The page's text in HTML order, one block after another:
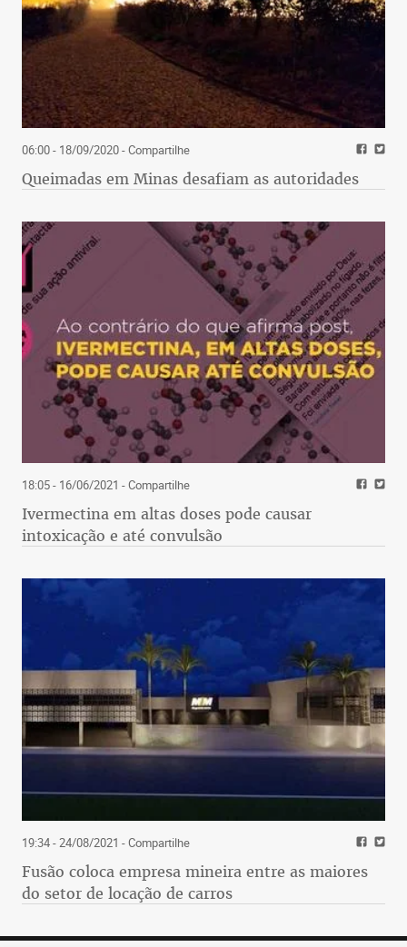
06:00 - 18/09/2020- Compartilhe
Queimadas em Minas desafiam as autoridades
18:05 - 16/06/2021 - Compartilhe
Ivermectina em altas doses pode causar
intoxicação e até convulsão
19:34 - 24/08/2021 - Compartilhe
Fusão coloca empresa mineira entre as maiores
do setor de locação de carros